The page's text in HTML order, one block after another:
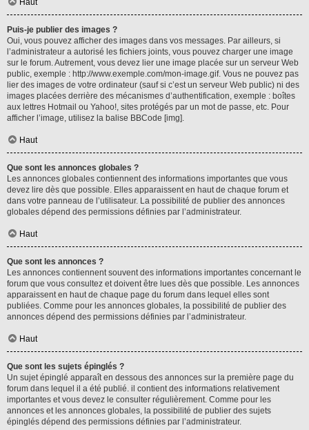
Haut
Puis-je publier des images ?
Oui, vous pouvez afficher des images dans vos messages. Par ailleurs, si
l’administrateur a autorisé les fichiers joints, vous pouvez charger une image
sur le forum. Autrement, vous devez lier une image placée sur un serveur Web
public, exemple : http://www.exemple.com/mon-image.gif. Vous ne pouvez pas
lier des images de votre ordinateur (sauf si c’est un serveur Web public) ni des
images placées derrière des mécanismes d’authentification, exemple : boîtes
aux lettres Hotmail ou Yahoo!, sites protégés par un mot de passe, etc. Pour
afficher l’image, utilisez la balise BBCode [img].
Haut
Que sont les annonces globales ?
Les annonces globales contiennent des informations importantes que vous
devez lire dès que possible. Elles apparaissent en haut de chaque forum et
dans votre panneau de l’utilisateur. La possibilité de publier des annonces
globales dépend des permissions définies par l’administrateur.
Haut
Que sont les annonces ?
Les annonces contiennent souvent des informations importantes concernant le
forum que vous consultez et doivent être lues dès que possible. Les annonces
apparaissent en haut de chaque page du forum dans lequel elles sont
publiées. Comme pour les annonces globales, la possibilité de publier des
annonces dépend des permissions définies par l’administrateur.
Haut
Que sont les sujets épinglés ?
Un sujet épinglé apparaît en dessous des annonces sur la première page du
forum dans lequel il a été publié. il contient des informations relativement
importantes et vous devez le consulter régulièrement. Comme pour les
annonces et les annonces globales, la possibilité de publier des sujets
épinglés dépend des permissions définies par l’administrateur.